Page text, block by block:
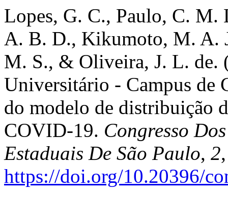
Lopes, G. C., Paulo, C. M.
A. B. D., Kikumoto, M. A.
M. S., & Oliveira, J. L. de.
Universitário - Campus de
do modelo de distribuição
COVID-19. Congresso
Estaduais De São Paulo, 2
https://doi.org/10.20396/